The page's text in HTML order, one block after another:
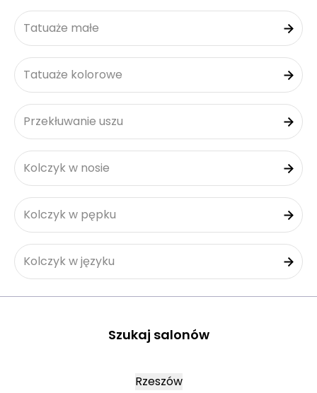
Tatuaże małe
Tatuaże kolorowe
Przekłuwanie uszu
Kolczyk w nosie
Kolczyk w pępku
Kolczyk w języku
Szukaj salonów
Rzeszów